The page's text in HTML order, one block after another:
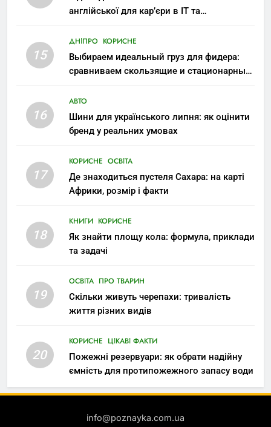
англійської для кар’єри в IT та
15
ДНІПРО КОРИСНЕ
Выбираем идеальный груз для фидера:
сравниваем скользящие и стационарные
16
АВТО
Шини для українського липня: як оцінити
бренд у реальних умовах
17
КОРИСНЕ ОСВІТА
Де знаходиться пустеля Сахара: на карті
Африки, розмір і факти
18
КНИГИ КОРИСНЕ
Як знайти площу кола: формула, приклади
та задачі
19
ОСВІТА ПРО ТВАРИН
Скільки живуть черепахи: тривалість
життя різних видів
20
КОРИСНЕ ЦІКАВІ ФАКТИ
Пожежні резервуари: як обрати надійну
ємність для протипожежного запасу води
info@poznayka.com.ua